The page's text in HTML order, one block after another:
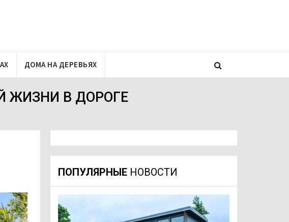
ДОМА НА ДЕРЕВЬЯХ
ЖИЗНИ В ДОРОГЕ
ПОПУЛЯРНЫЕ НОВОСТИ